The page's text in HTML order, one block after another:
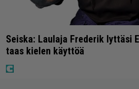
Seiska: Laulaja Frederik lyttäsi
taas kielen käyttöä